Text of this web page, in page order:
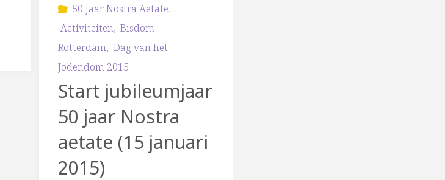
Nostra
50 jaar Nostra Aetate,
Activiteiten, Bisdom
Rotterdam, Dag van het
Jodendom 2015
Start jubileumjaar
50 jaar Nostra
aetate (15 januari
2015)